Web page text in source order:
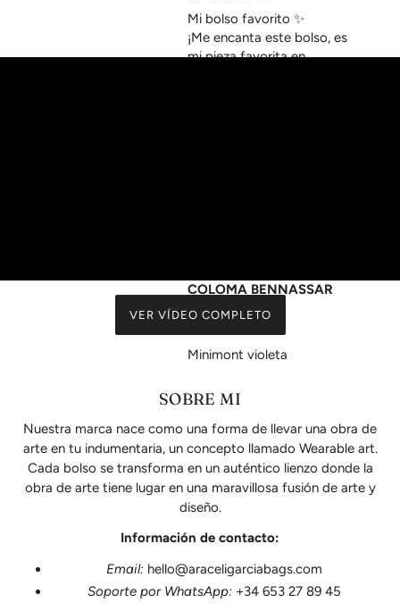
Mi bolso favorito ✨
¡Me encanta este bolso, es
mi pieza favorita en
COLOMA BENNASSAR
Minimont violeta
arte.
Parece que apenas cabrá
nada y no es así. El holgado
en su base .
Me encantaría un
intermedio entre los dos
tamaños!
preciosos y llaman la
atención!
Felicidades chicas 🌻
VER VÍDEO COMPLETO
SOBRE MI
Nuestra marca nace como una forma de llevar una obra de
arte en tu indumentaria, un concepto llamado Wearable art.
Cada bolso se transforma en un auténtico lienzo donde la
obra de arte tiene lugar en una maravillosa fusión de arte y
diseño.
Información de contacto:
Email: hello@araceligarciabags.com
Soporte por WhatsApp: +34 653 27 89 45